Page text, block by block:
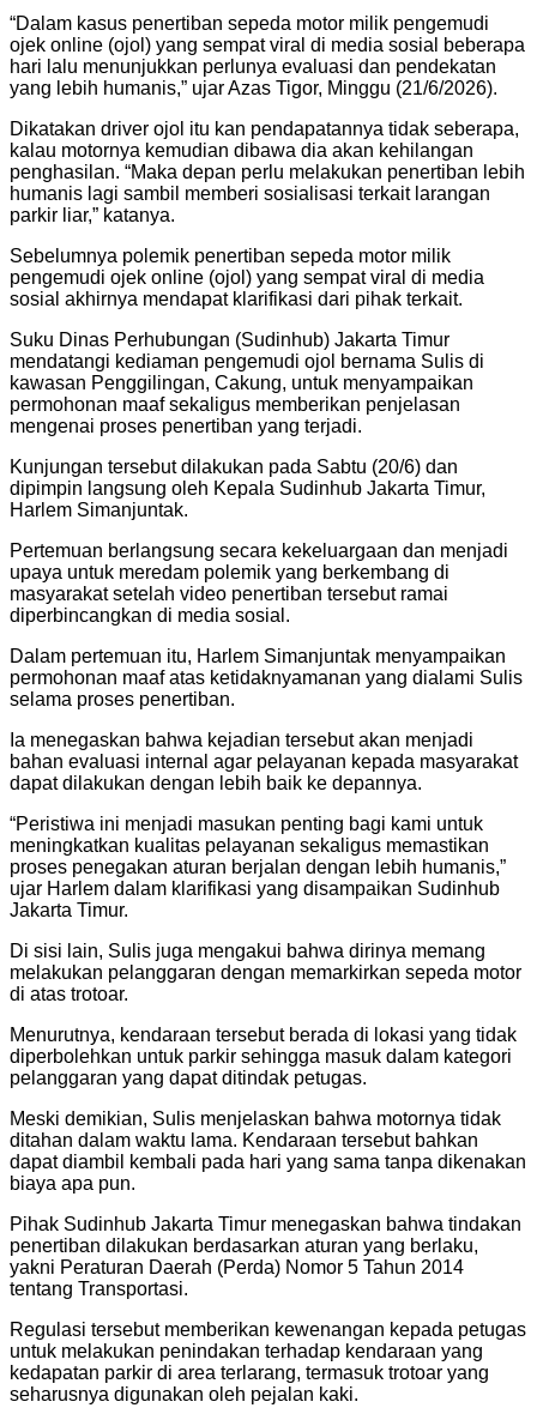
“Dalam kasus penertiban sepeda motor milik pengemudi
ojek online (ojol) yang sempat viral di media sosial beberapa
hari lalu menunjukkan perlunya evaluasi dan pendekatan
yang lebih humanis,” ujar Azas Tigor, Minggu (21/6/2026).
Dikatakan driver ojol itu kan pendapatannya tidak seberapa,
kalau motornya kemudian dibawa dia akan kehilangan
penghasilan. “Maka depan perlu melakukan penertiban lebih
humanis lagi sambil memberi sosialisasi terkait larangan
parkir liar,” katanya.
Sebelumnya polemik penertiban sepeda motor milik
pengemudi ojek online (ojol) yang sempat viral di media
sosial akhirnya mendapat klarifikasi dari pihak terkait.
Suku Dinas Perhubungan (Sudinhub) Jakarta Timur
mendatangi kediaman pengemudi ojol bernama Sulis di
kawasan Penggilingan, Cakung, untuk menyampaikan
permohonan maaf sekaligus memberikan penjelasan
mengenai proses penertiban yang terjadi.
Kunjungan tersebut dilakukan pada Sabtu (20/6) dan
dipimpin langsung oleh Kepala Sudinhub Jakarta Timur,
Harlem Simanjuntak.
Pertemuan berlangsung secara kekeluargaan dan menjadi
upaya untuk meredam polemik yang berkembang di
masyarakat setelah video penertiban tersebut ramai
diperbincangkan di media sosial.
Dalam pertemuan itu, Harlem Simanjuntak menyampaikan
permohonan maaf atas ketidaknyamanan yang dialami Sulis
selama proses penertiban.
Ia menegaskan bahwa kejadian tersebut akan menjadi
bahan evaluasi internal agar pelayanan kepada masyarakat
dapat dilakukan dengan lebih baik ke depannya.
“Peristiwa ini menjadi masukan penting bagi kami untuk
meningkatkan kualitas pelayanan sekaligus memastikan
proses penegakan aturan berjalan dengan lebih humanis,”
ujar Harlem dalam klarifikasi yang disampaikan Sudinhub
Jakarta Timur.
Di sisi lain, Sulis juga mengakui bahwa dirinya memang
melakukan pelanggaran dengan memarkirkan sepeda motor
di atas trotoar.
Menurutnya, kendaraan tersebut berada di lokasi yang tidak
diperbolehkan untuk parkir sehingga masuk dalam kategori
pelanggaran yang dapat ditindak petugas.
Meski demikian, Sulis menjelaskan bahwa motornya tidak
ditahan dalam waktu lama. Kendaraan tersebut bahkan
dapat diambil kembali pada hari yang sama tanpa dikenakan
biaya apa pun.
Pihak Sudinhub Jakarta Timur menegaskan bahwa tindakan
penertiban dilakukan berdasarkan aturan yang berlaku,
yakni Peraturan Daerah (Perda) Nomor 5 Tahun 2014
tentang Transportasi.
Regulasi tersebut memberikan kewenangan kepada petugas
untuk melakukan penindakan terhadap kendaraan yang
kedapatan parkir di area terlarang, termasuk trotoar yang
seharusnya digunakan oleh pejalan kaki.